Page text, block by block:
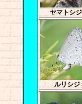
ヤマトシジ
ルリシジ